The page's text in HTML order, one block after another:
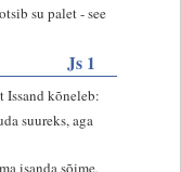
su palet - see
Js 1
Issand kõneleb:
suureks, aga
isanda sõime,